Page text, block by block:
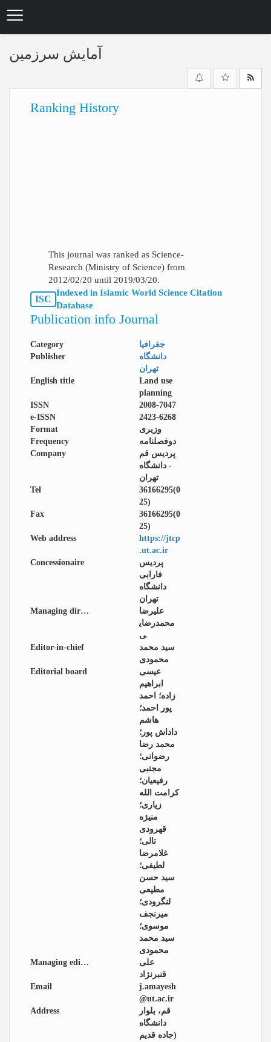
آمایش سرزمین
Ranking History
This journal was ranked as Science-
Research (Ministry of Science) from
2012/02/20 until 2019/03/20.
ISC
Indexed in Islamic World Science Citation
Database
Publication info Journal
Category
جغرافیا
Publisher
دانشگاه
تهران
English title
Land use
planning
ISSN
2008-7047
e-ISSN
2423-6268
Format
وزیری
Frequency
دوفصلنامه
Company
پردیس قم
- دانشگاه
تهران
Tel
36166295(0
25)
Fax
36166295(0
25)
Web address
https://jtcp
.ut.ac.ir
Concessionaire
پردیس
فارابی
دانشگاه
تهران
Managing director
علیرضا
محمدرضای
ی
Editor-in-chief
سید محمد
محمودی
Editorial board
عیسی
ابراهیم
زاده؛ احمد
پور احمد؛
هاشم
داداش پور؛
محمد رضا
رضوانی؛
مجتبی
رفیعیان؛
کرامت الله
زیاری؛
منیژه
قهرودی
تالی؛
غلامرضا
لطیفی؛
سید حسن
مطیعی
لنگرودی؛
میرنجف
موسوی؛
سید محمد
محمودی
Managing editor
علی
قنبرنژاد
Email
j.amayesh
@ut.ac.ir
Address
قم، بلوار
دانشگاه
(جاده قدیم